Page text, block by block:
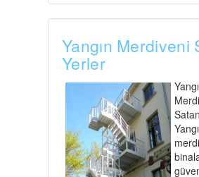
Yangın Merdiveni
Yerler